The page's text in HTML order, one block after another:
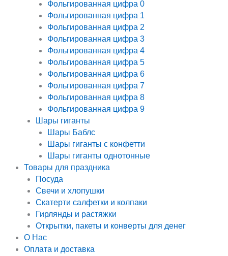
Фольгированная цифра 0
Фольгированная цифра 1
Фольгированная цифра 2
Фольгированная цифра 3
Фольгированная цифра 4
Фольгированная цифра 5
Фольгированная цифра 6
Фольгированная цифра 7
Фольгированная цифра 8
Фольгированная цифра 9
Шары гиганты
Шары Баблс
Шары гиганты с конфетти
Шары гиганты однотонные
Товары для праздника
Посуда
Свечи и хлопушки
Скатерти салфетки и колпаки
Гирлянды и растяжки
Открытки, пакеты и конверты для денег
О Нас
Оплата и доставка